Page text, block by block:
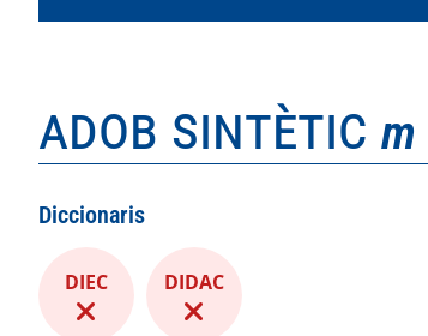
adob sintètic m
Diccionaris
DIEC DIDAC